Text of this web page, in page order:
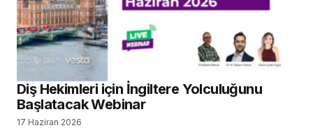
Diş Hekimleri için İngiltere Yolculuğunu
Başlatacak Webinar
17 Haziran 2026